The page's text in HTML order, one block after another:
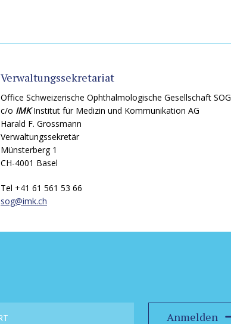
Verwaltungssekretariat
Office Schweizerische Ophthalmologische Gesellschaft SOG
c/o IMKInstitut für Medizin und Kommunikation AG
Harald F. Grossmann
Verwaltungssekretär
Münsterberg 1
CH-4001 Basel
Tel +41 61 561 53 66
sog@imk.ch